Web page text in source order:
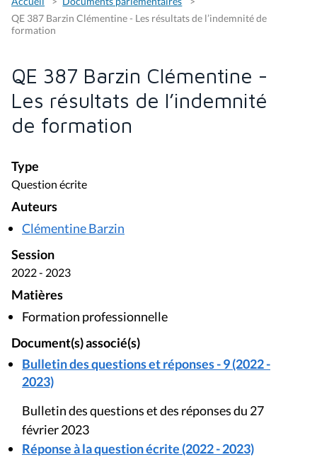
QE 387 Barzin Clémentine - Les résultats de l’indemnité de
formation
QE 387 Barzin Clémentine -
Les résultats de l’indemnité
de formation
Type
Question écrite
Auteurs
Clémentine Barzin
Session
2022 - 2023
Matières
Formation professionnelle
Document(s) associé(s)
Bulletin des questions et réponses - 9 (2022 -
2023)
Bulletin des questions et des réponses du 27
février 2023
Réponse à la question écrite (2022 - 2023)